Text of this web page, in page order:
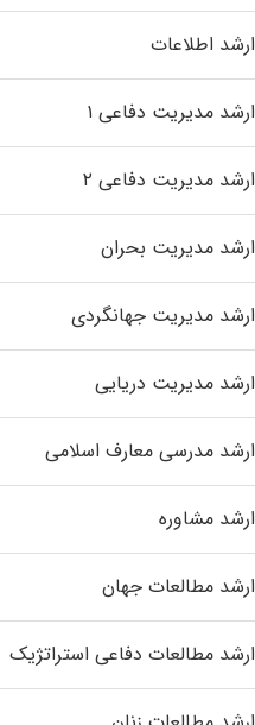
اطلاعات
مدیریت دفاعی ۱
مدیریت دفاعی ۲
مدیریت بحران
مدیریت جهانگردی
مدیریت دریایی
مدرسی معارف اسلامی
مشاوره
مطالعات جهان
مطالعات دفاعی استراتژیک